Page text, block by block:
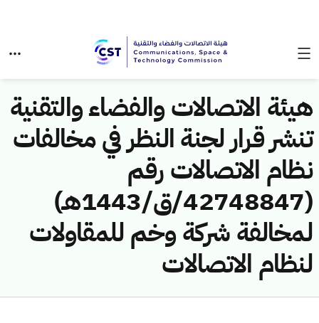
هيئة الاتصالات والفضاء والتقنية
تنشر قرار لجنة النظر في مخالفات
نظام الاتصالات رقم
(42748847/ق/1443هـ)
لمخالفة شركة وخم للمقاولات
لنظام الاتصالات